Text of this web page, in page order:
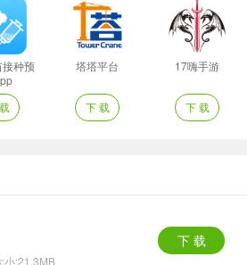
种预
塔塔平台
下 载
17嗨手游
下 载
小:21.3MB
下 载